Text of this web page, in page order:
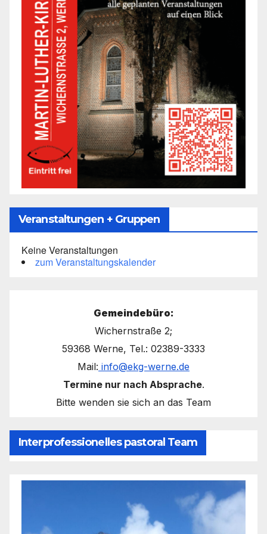
Veranstaltungen + Gruppen
Keine Veranstaltungen
zum Veranstaltungskalender
Gemeindebüro:
Wichernstraße 2;
59368 Werne, Tel.: 02389-3333
Mail: info@ekg-werne.de
Termine nur nach Absprache.
Bitte wenden sie sich an das Team
Interprofessionelles pastoral Team